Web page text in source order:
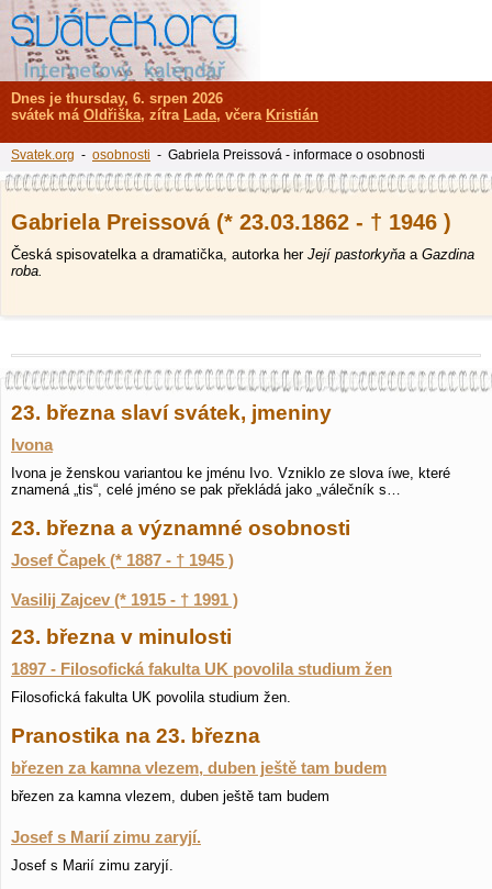
Gabriela Preissová (* 23.03.1862 - † 1946 )
Česká spisovatelka a dramatička, autorka her Její pastorkyňa a Gazdina
roba.
23. března slaví svátek, jmeniny
Ivona
Ivona je ženskou variantou ke jménu Ivo. Vzniklo ze slova íwe, které
znamená „tis“, celé jméno se pak překládá jako „válečník s…
23. března a významné osobnosti
Josef Čapek (* 1887 - † 1945 )
Vasilij Zajcev (* 1915 - † 1991 )
23. března v minulosti
1897 - Filosofická fakulta UK povolila studium žen
Filosofická fakulta UK povolila studium žen.
Pranostika na 23. března
březen za kamna vlezem, duben ještě tam budem
březen za kamna vlezem, duben ještě tam budem
Josef s Marií zimu zaryjí.
Josef s Marií zimu zaryjí.
Dnes je thursday, 6. srpen 2026
svátek má Oldřiška, zítra Lada, včera Kristián
Svatek.org - osobnosti - Gabriela Preissová - informace o osobnosti